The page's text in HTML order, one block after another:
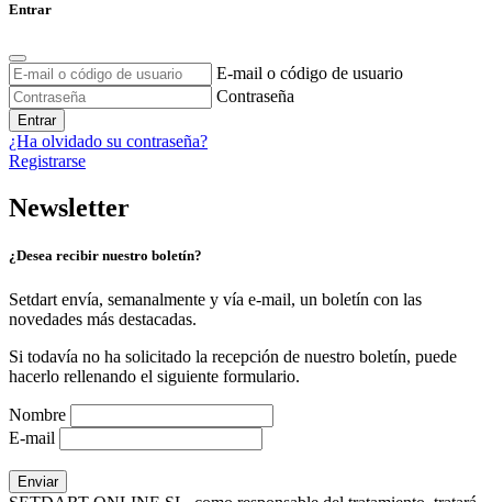
Entrar
E-mail o código de usuario
Contraseña
Entrar
¿Ha olvidado su contraseña?
Registrarse
Newsletter
¿Desea recibir nuestro boletín?
Setdart envía, semanalmente y vía e-mail, un boletín con las
novedades más destacadas.
Si todavía no ha solicitado la recepción de nuestro boletín, puede
hacerlo rellenando el siguiente formulario.
Nombre
E-mail